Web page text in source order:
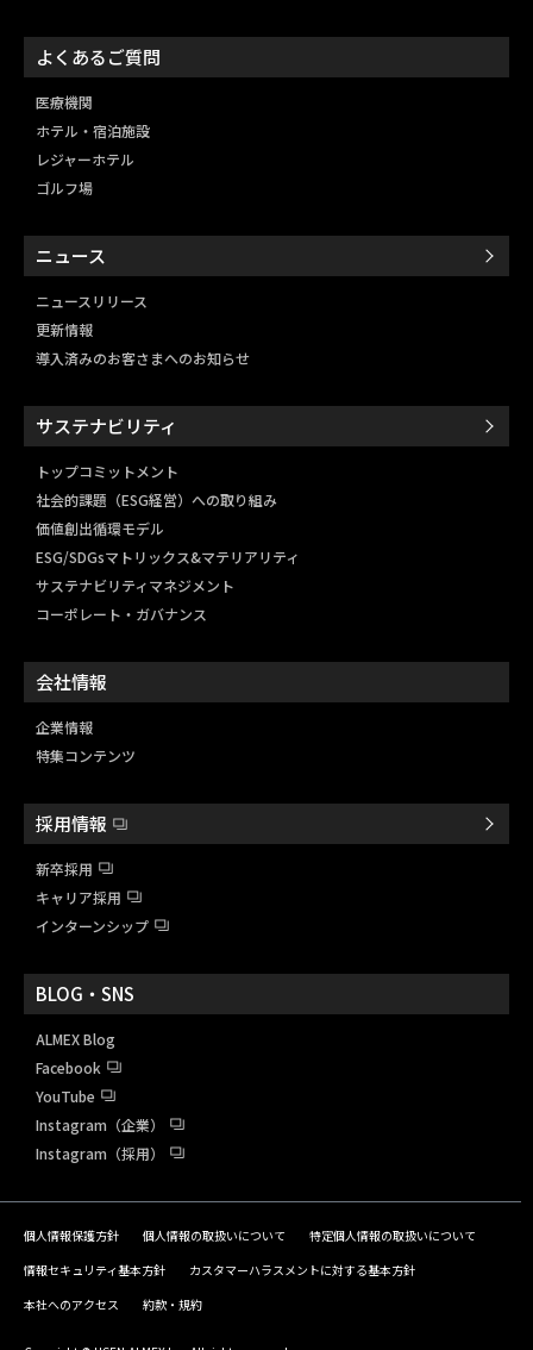
よくあるご質問
医療機関
ホテル・宿泊施設
レジャーホテル
ゴルフ場
ニュース
ニュースリリース
更新情報
導入済みのお客さまへのお知らせ
サステナビリティ
トップコミットメント
社会的課題（ESG経営） への取り組み
価値創出循環モデル
ESG/SDGsマトリックス&マテリアリティ
サステナビリティマネジメント
コーポレート・ガバナンス
会社情報
企業情報
特集コンテンツ
採用情報
新卒採用
キャリア採用
インターンシップ
BLOG・SNS
ALMEX Blog
Facebook
YouTube
Instagram（企業）
Instagram（採用）
個人情報保護方針 個人情報の取扱いについて
特定個人情報の取扱いについて
情報セキュリティ基本方針
カスタマーハラスメントに対する基本方針
本社へのアクセス
約款・規約